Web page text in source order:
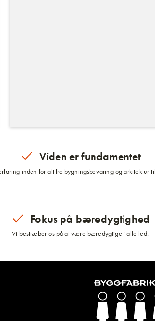
Viden er fundamentet
inden for alt fra bygningsbevaring og arkitektur
Fokus på bæredygtighed
Vi bestræber os på at være bæredygtige i alle led.